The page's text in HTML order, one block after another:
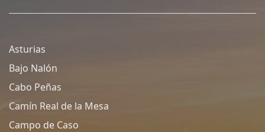
Asturias
Bajo Nalón
Cabo Peñas
Camín Real de la Mesa
Campo de Caso